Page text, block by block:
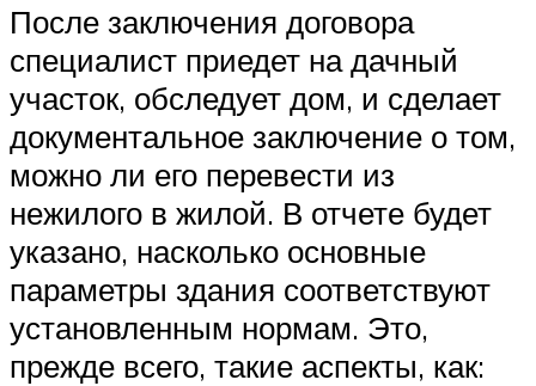
После заключения договора
специалист приедет на дачный
участок, обследует дом, и сделает
документальное заключение о том,
можно ли его перевести из
нежилого в жилой. В отчете будет
указано, насколько основные
параметры здания соответствуют
установленным нормам. Это,
прежде всего, такие аспекты, как: